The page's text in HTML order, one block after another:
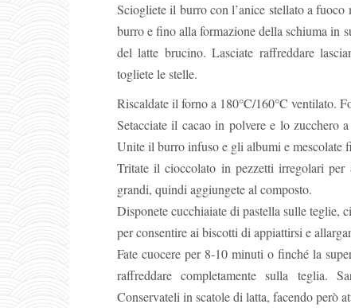
Sciogliete il burro con l’anice stellato a
burro e fino alla formazione della schiuma in
del latte brucino. Lasciate raffreddare
togliete le stelle.
Riscaldate il forno a 180°C/160°C ventilato.
Setacciate il cacao in polvere e lo zucchero
Unite il burro infuso e gli albumi e mescolate
Tritate il cioccolato in pezzetti irregolari
grandi, quindi aggiungete al composto.
Disponete cucchiaiate di pastella sulle teglie,
per consentire ai biscotti di appiattirsi e
Fate cuocere per 8-10 minuti o finché la
raffreddare completamente sulla teglia.
Conservateli in scatole di latta, facendo però